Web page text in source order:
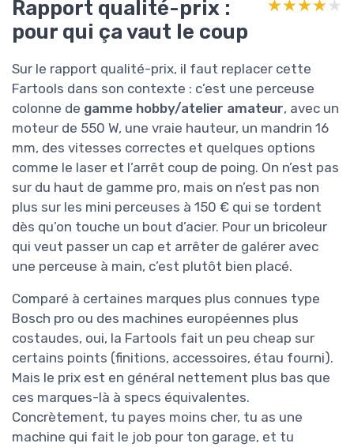
Rapport qualité-prix :
pour qui ça vaut le coup
★★★★★
★★★★★
Sur le rapport qualité-prix, il faut replacer cette
Fartools dans son contexte : c’est une perceuse
colonne de gamme hobby/atelier amateur, avec un
moteur de 550 W, une vraie hauteur, un mandrin 16
mm, des vitesses correctes et quelques options
comme le laser et l’arrêt coup de poing. On n’est pas
sur du haut de gamme pro, mais on n’est pas non
plus sur les mini perceuses à 150 € qui se tordent
dès qu’on touche un bout d’acier. Pour un bricoleur
qui veut passer un cap et arrêter de galérer avec
une perceuse à main, c’est plutôt bien placé.
Comparé à certaines marques plus connues type
Bosch pro ou des machines européennes plus
costaudes, oui, la Fartools fait un peu cheap sur
certains points (finitions, accessoires, étau fourni).
Mais le prix est en général nettement plus bas que
ces marques-là à specs équivalentes.
Concrètement, tu payes moins cher, tu as une
machine qui fait le job pour ton garage, et tu